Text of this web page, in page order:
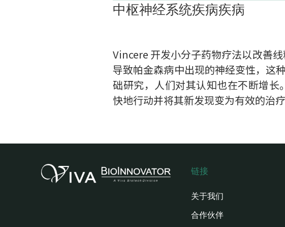
中枢神经系统疾病疾病
Vincere 开发小分子药物疗法以改善
导致帕金森病中出现的神经变性，这
础研究，人们对其认知也在不断增
快地行动并将其新发现变为有效的治疗
链接
关于我们
合作伙伴